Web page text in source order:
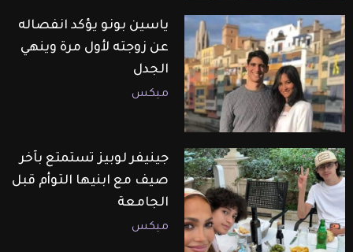
ياسين بونو يؤكد انفصاله
عن زوجته لأول مرة وينهي
الجدل
ميكس
جينيفر لوبيز تستمتع بآخر
صيف مع ابنيها التوأم قبل
الجامعة
ميكس